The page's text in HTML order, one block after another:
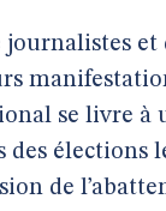
se livre
élections
de